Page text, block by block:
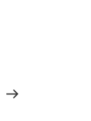
artikkeli